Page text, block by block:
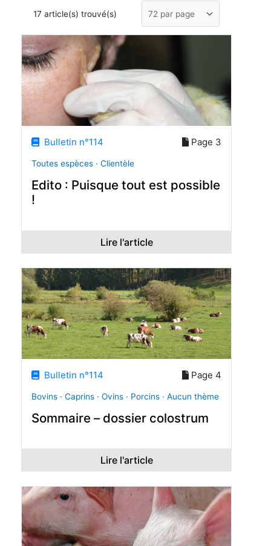
17 article(s) trouvé(s)
Bulletin n°114 Page 3
Toutes espèces · Clientèle
Edito : Puisque tout est possible
!
Lire l'article
Bulletin n°114 Page 4
Bovins · Caprins · Ovins · Porcins · Aucun thème
Sommaire – dossier colostrum
Lire l'article